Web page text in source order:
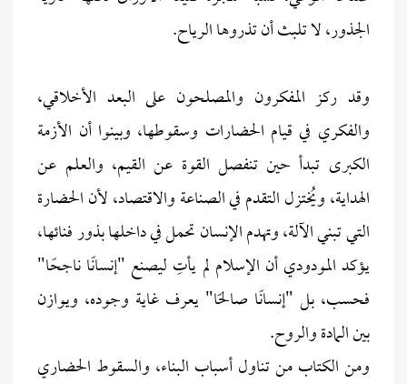
الجذور، لا تلبث أن تذروها الرياح.
وقد ركز المفكرون والمصلحون على البعد الأخلاقي،
والفكري في قيام الحضارات وسقوطها، وبينوا أن الأزمة
الكبرى تبدأ حين تنفصل القوة عن القيم، والعلم عن
الهداية، ويُختزل التقدم في الصناعة والاقتصاد، لأن الحضارة
التي تبني الآلة، وتهدم الإنسان تحمل في داخلها بذور فنائها،
يؤكد المودودي أن الإسلام لم يأتِ ليصنع "إنسانًا ناجحًا"
فحسب، بل "إنسانًا صالحًا" يعرف غاية وجوده، ويوازن
بين المادة والروح.
ومن الكتاب من تناول أسباب البناء، والسقوط الحضاري